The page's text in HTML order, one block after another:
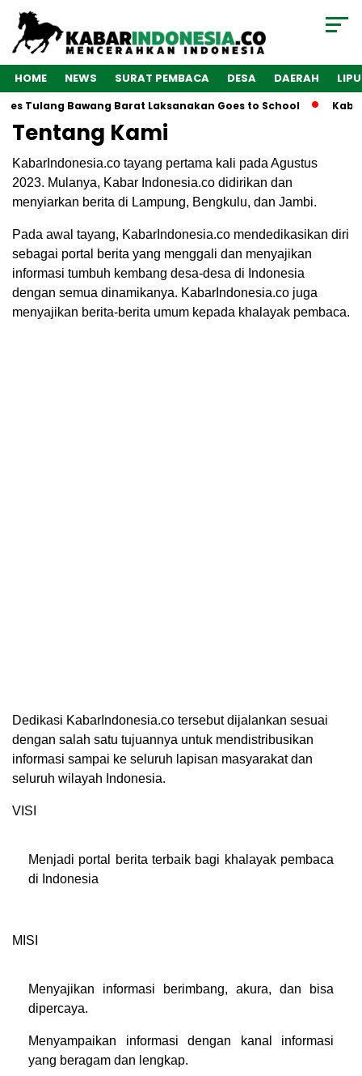
HOME NEWS SURAT PEMBACA DESA DAERAH
Tulang Bawang Barat Laksanakan Goes to School
Tentang Kami
KabarIndonesia.co tayang pertama kali pada Agustus
2023. Mulanya, Kabar Indonesia.co didirikan dan
menyiarkan berita di Lampung, Bengkulu, dan Jambi.
Pada awal tayang, KabarIndonesia.co mendedikasikan diri
sebagai portal berita yang menggali dan menyajikan
informasi tumbuh kembang desa-desa di Indonesia
dengan semua dinamikanya. KabarIndonesia.co juga
menyajikan berita-berita umum kepada khalayak pembaca.
Dedikasi KabarIndonesia.co tersebut dijalankan sesuai
dengan salah satu tujuannya untuk mendistribusikan
informasi sampai ke seluruh lapisan masyarakat dan
seluruh wilayah Indonesia.
VISI
Menjadi portal berita terbaik bagi khalayak pembaca
di Indonesia
MISI
Menyajikan informasi berimbang, akura, dan bisa
dipercaya.
Menyampaikan informasi dengan kanal informasi
yang beragam dan lengkap.